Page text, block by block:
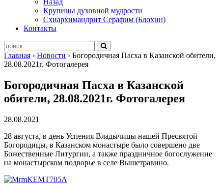
Назад
Крупицы духовной мудрости
Схиархимандрит Серафим (Блохин)
Контакты
Главная › Новости › Богородичная Пасха в Казанской обители,
28.08.2021г. Фотогалерея
Богородичная Пасха в Казанской
обители, 28.08.2021г. Фотогалерея
28.08.2021
28 августа, в день Успения Владычицы нашей Пресвятой
Богородицы, в Казанском монастыре было совершено две
Божественные Литургии, а также праздничное богослужение
на монастырском подворье в селе Вышетравино.